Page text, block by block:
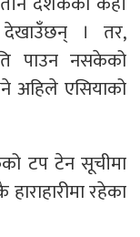
। तर,
पाउन नसकेको
अहिले एसियाको
टप टेन सूचीमा
रहेका